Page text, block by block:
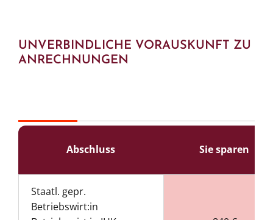
UNVERBINDLICHE VORAUSKUNFT ZU
ANRECHNUNGEN
Abschluss Sie sparen
Staatl. gepr.
Betriebswirt:in